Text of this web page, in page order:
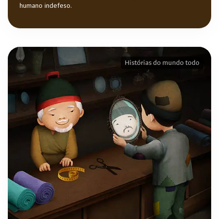
humano indefeso.
Histórias do mundo todo